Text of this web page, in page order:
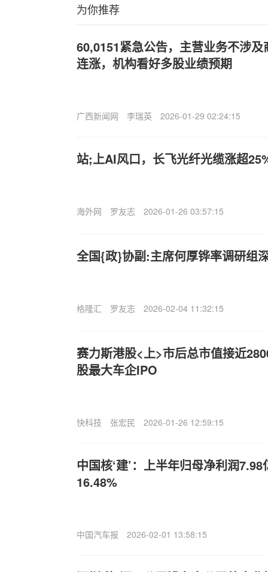
为你推荐
60,0151紧急公告，主营业务不涉
连涨，机构看好多股业绩预期
广西新闻网 李瑞英 2026-01-29 02:24:15
站;上AI风口，长飞光纤光缆涨超
海外网 罗友志 2026-01-26 03:57:15
全国{政}协副:主席何厚铧率调研组
格隆汇 罗友志 2026-02-04 11:32:15
赛力斯港股<上>市后总市值接近
股最大车企IPO
快科技 张宏民 2026-01-26 12:59:15
中国核‘建’：上半年归母净利润
16.48%
中国汽车报 2026-02-01 13:58:15